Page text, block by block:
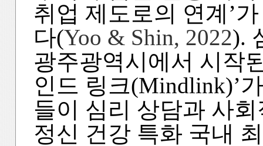
취업 제도로의 연계’
다(Yoo & Shin, 2022).
광주광역시에서 시작
인드 링크(Mindlink)’
들이 심리 상담과 사
정신 건강 특화 국내